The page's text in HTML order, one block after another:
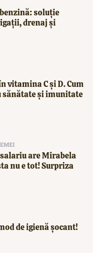
soluție
drenaj și
vitamina C și D. Cum
sănătate și imunitate
salariu are Mirabela
nu e tot! Surpriza
de igienă șocant!